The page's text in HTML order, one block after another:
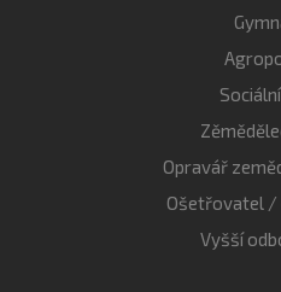
Opravář
Ošetřovatel
Vyšší